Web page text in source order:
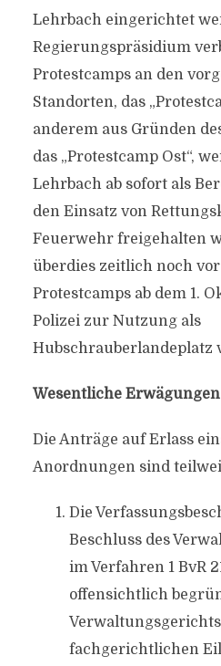
Lehrbach eingerichtet
Regierungspräsidium
Protestcamps an den
Standorten, das
anderem aus Gründen
das „Protestcamp Ost“,
Lehrbach ab sofort als
den Einsatz von
Feuerwehr freigehalten
überdies zeitlich noch
Protestcamps ab dem 1.
Polizei zur Nutzung als
Hubschrauberlandeplatz
Wesentliche
Die Anträge auf Erlass
Anordnungen sind
Die
Beschluss des
im Verfahren 1 BvR
offensichtlich
fachgerichtlichen